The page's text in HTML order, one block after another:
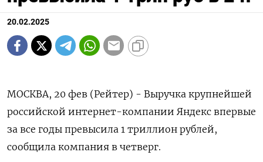
20.02.2025
МОСКВА, 20 фев (Рейтер) - Выручка крупнейшей
российской интернет-компании Яндекс впервые
за все годы превысила 1 триллион рублей,
сообщила компания в четверг.